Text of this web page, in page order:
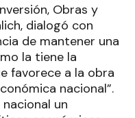
Obras y
dialogó con
de mantener una
la tiene la
favorece a la obra
nacional”.
un